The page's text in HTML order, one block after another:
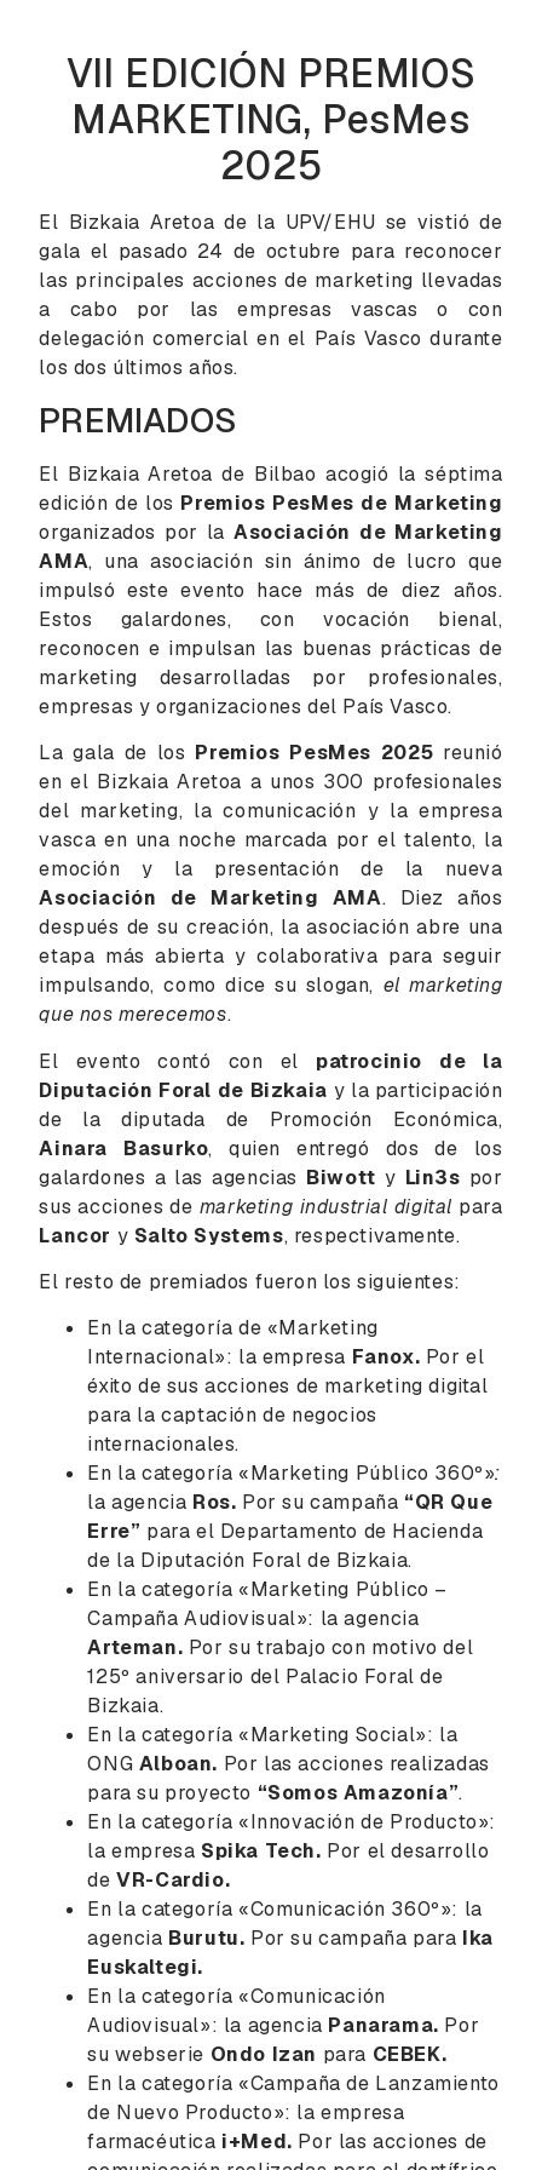
VII EDICIÓN PREMIOS
MARKETING, PesMes
2025
El Bizkaia Aretoa de la UPV/EHU se vistió de
gala el pasado 24 de octubre para reconocer
las principales acciones de marketing llevadas
a cabo por las empresas vascas o con
delegación comercial en el País Vasco durante
los dos últimos años.
PREMIADOS
El Bizkaia Aretoa de Bilbao acogió la séptima
edición de los Premios PesMes de Marketing
organizados por la Asociación de Marketing
AMA, una asociación sin ánimo de lucro que
impulsó este evento hace más de diez años.
Estos galardones, con vocación bienal,
reconocen e impulsan las buenas prácticas de
marketing desarrolladas por profesionales,
empresas y organizaciones del País Vasco.
La gala de los Premios PesMes 2025 reunió
en el Bizkaia Aretoa a unos 300 profesionales
del marketing, la comunicación y la empresa
vasca en una noche marcada por el talento, la
emoción y la presentación de la nueva
Asociación de Marketing AMA. Diez años
después de su creación, la asociación abre una
etapa más abierta y colaborativa para seguir
impulsando, como dice su slogan, el marketing
que nos merecemos.
El evento contó con el patrocinio de la
Diputación Foral de Bizkaia y la participación
de la diputada de Promoción Económica,
Ainara Basurko, quien entregó dos de los
galardones a las agencias Biwott y Lin3s por
sus acciones de marketing industrial digital para
Lancor y Salto Systems, respectivamente.
El resto de premiados fueron los siguientes:
En la categoría de «Marketing
Internacional»: la empresa Fanox. Por el
éxito de sus acciones de marketing digital
para la captación de negocios
internacionales.
En la categoría «Marketing Público 360º»:
la agencia Ros. Por su campaña “QR Que
Erre” para el Departamento de Hacienda
de la Diputación Foral de Bizkaia.
En la categoría «Marketing Público –
Campaña Audiovisual»: la agencia
Arteman. Por su trabajo con motivo del
125º aniversario del Palacio Foral de
Bizkaia.
En la categoría «Marketing Social»: la
ONG Alboan. Por las acciones realizadas
para su proyecto “Somos Amazonía”.
En la categoría «Innovación de Producto»:
la empresa Spika Tech. Por el desarrollo
deVR-Cardio.
En la categoría «Comunicación 360º»: la
agencia Burutu. Por su campaña para Ika
Euskaltegi.
En la categoría «Comunicación
Audiovisual»: la agencia Panarama. Por
su webserie Ondo Izan para CEBEK.
En la categoría «Campaña de Lanzamiento
de Nuevo Producto»: la empresa
farmacéutica i+Med. Por las acciones de